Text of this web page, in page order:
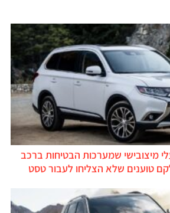
מיצובישי שמערכות הבטיחות ברכב
טוענים שלא הצליחו לעבור טסט